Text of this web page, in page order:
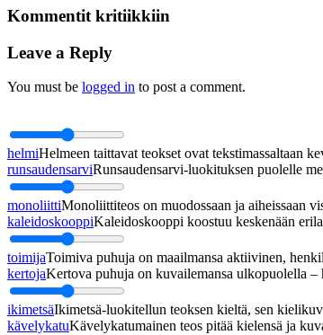
Kommentit kritiikkiin
Leave a Reply
You must be logged in to post a comment.
helmiHelmeen taittavat teokset ovat tekstimassaltaan
runsaudensarviRunsaudensarvi-luokituksen puolelle
monoliittiMonoliittiteos on muodossaan ja aiheissaan
kaleidoskooppiKaleidoskooppi koostuu keskenään
toimijaToimiva puhuja on maailmansa aktiivinen,
kertojaKertova puhuja on kuvailemansa ulkopuolella
ikimetsäIkimetsä-luokitellun teoksen kieltä, sen
kävelykatuKävelykatumainen teos pitää kielensä ja